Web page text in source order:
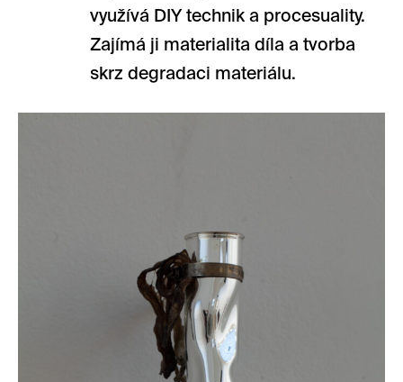
využívá DIY technik a procesuality.
Zajímá ji materialita díla a tvorba
skrz degradaci materiálu.